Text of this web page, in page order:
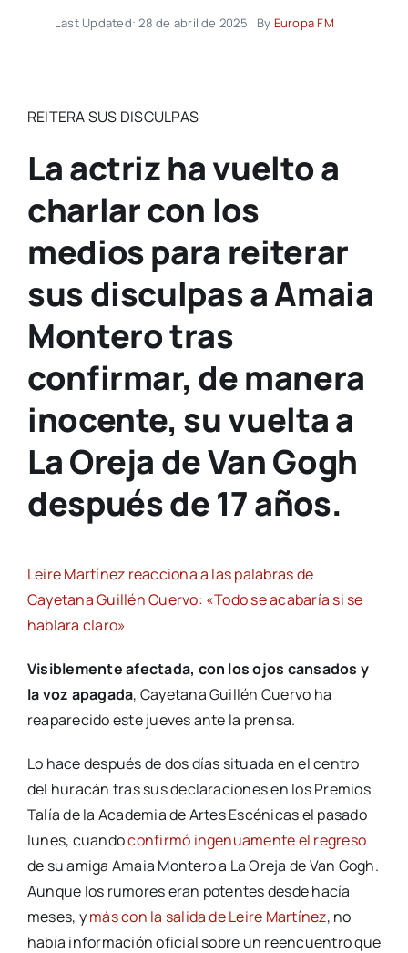
Last Updated: 28 de abril de 2025 By Europa FM
REITERA SUS DISCULPAS
La actriz ha vuelto a
charlar con los
medios para reiterar
sus disculpas a Amaia
Montero tras
confirmar, de manera
inocente, su vuelta a
La Oreja de Van Gogh
después de 17 años.
Leire Martínez reacciona a las palabras de
Cayetana Guillén Cuervo: «Todo se acabaría si se
hablara claro»
Visiblemente afectada, con los ojos cansados y
la voz apagada, Cayetana Guillén Cuervo ha
reaparecido este jueves ante la prensa.
Lo hace después de dos días situada en el centro
del huracán tras sus declaraciones en los Premios
Talía de la Academia de Artes Escénicas el pasado
lunes, cuandoconfirmó ingenuamente el regreso
de su amiga Amaia Montero a La Oreja de Van Gogh.
Aunque los rumores eran potentes desde hacía
meses, ymás con la salida de Leire Martínez, no
había información oficial sobre un reencuentro que